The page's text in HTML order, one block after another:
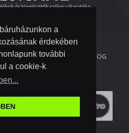
a
érdekében
további
a cookie-k
VIDEOGAME KFT.- MINDEN JOG